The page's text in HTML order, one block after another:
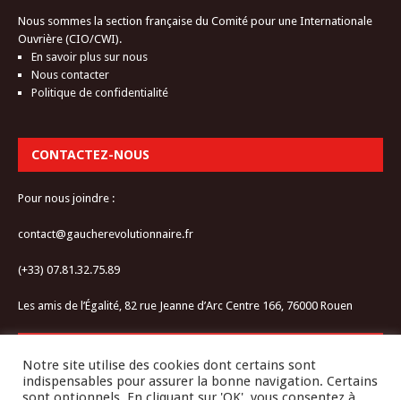
Nous sommes la section française du Comité pour une Internationale
Ouvrière (CIO/CWI).
En savoir plus sur nous
Nous contacter
Politique de confidentialité
CONTACTEZ-NOUS
Pour nous joindre :
contact@gaucherevolutionnaire.fr
(+33) 07.81.32.75.89
Les amis de l’Égalité, 82 rue Jeanne d’Arc Centre 166, 76000 Rouen
Notre site utilise des cookies dont certains sont
indispensables pour assurer la bonne navigation. Certains